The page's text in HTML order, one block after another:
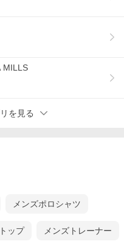
ャツを基にしたオープン
を合わせ、キラリと光る
ンはループ留め仕様を採
できるようカラーキーパ
長めに設定しました。
ピマコットンの200番双
、豊かな光沢感と袖を通
MILLS
を見る
メンズポロシャツ
ップ メンズトレーナー